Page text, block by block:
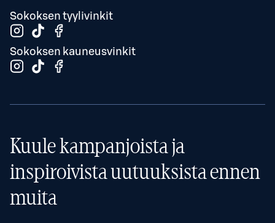
Sokoksen tyylivinkit
Sokoksen kauneusvinkit
Kuule kampanjoista ja
inspiroivista uutuuksista ennen
muita